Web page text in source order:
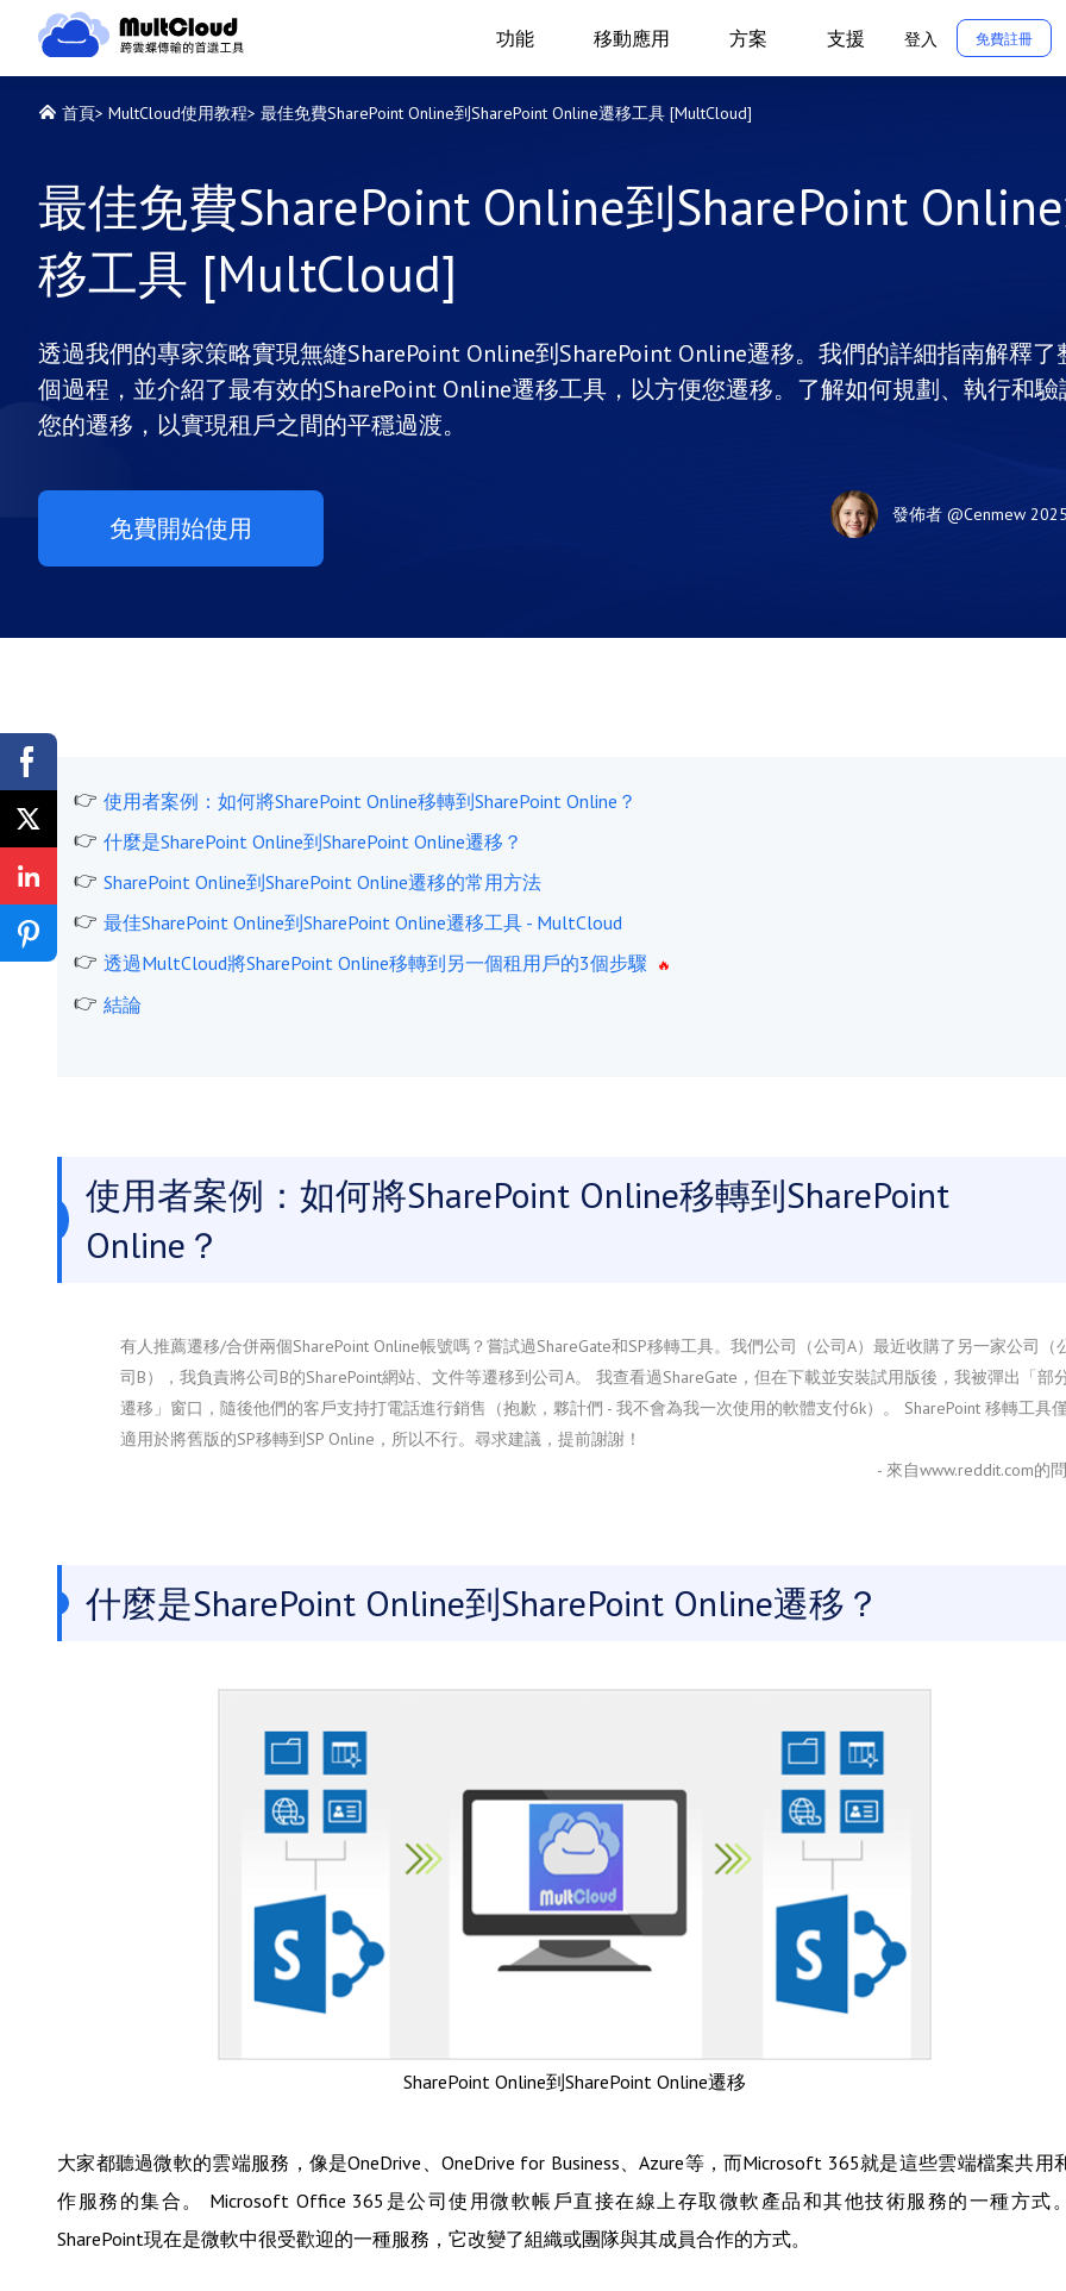
功能 移動應用 方案 支援 登入 免費註冊
首頁> MultCloud使用教程> 最佳免費SharePoint Online到SharePoint Online遷移工具 [MultCloud]
最佳免費SharePoint Online到SharePoint
移工具 [MultCloud]
透過我們的專家策略實現無縫SharePoint Online到SharePoint Online遷移。我們的詳細指南解釋了
個過程，並介紹了最有效的SharePoint Online遷移工具，以方便您遷移。了解如何規劃、執行和驗
您的遷移，以實現租戶之間的平穩過渡。
免費開始使用 發佈者 @Cenmew
使用者案例：如何將SharePoint Online移轉到SharePoint Online？
什麼是SharePoint Online到SharePoint Online遷移？
SharePoint Online到SharePoint Online遷移的常用方法
最佳SharePoint Online到SharePoint Online遷移工具 - MultCloud
透過MultCloud將SharePoint Online移轉到另一個租用戶的3個步驟
結論
使用者案例：如何將SharePoint Online移轉到SharePoint
Online？
有人推薦遷移/合併兩個SharePoint Online帳號嗎？嘗試過ShareGate和SP移轉工具。我們公司（公司A）最近收購了另一家公司（
司B），我負責將公司B的SharePoint網站、文件等遷移到公司A。 我查看過ShareGate，但在下載並安裝試用版後，我被彈出「部
遷移」窗口，隨後他們的客戶支持打電話進行銷售（抱歉，夥計們 - 我不會為我一次使用的軟體支付6k）。 SharePoint 移轉工具
適用於將舊版的SP移轉到SP Online，所以不行。尋求建議，提前謝謝！
- 來自www.reddit.com的
什麼是SharePoint Online到SharePoint Online遷移？
SharePoint Online到SharePoint Online遷移
大家都聽過微軟的雲端服務，像是OneDrive、OneDrive for Business、Azure等，而Microsoft 365就是這些雲端檔案共用
作服務的集合。 Microsoft Office 365是公司使用微軟帳戶直接在線上存取微軟產品和其他技術服務的一種方式
SharePoint現在是微軟中很受歡迎的一種服務，它改變了組織或團隊與其成員合作的方式。